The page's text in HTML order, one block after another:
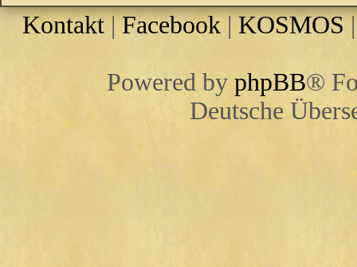
Kontakt |Facebook | KOSMOS
Powered by phpBB®
Deutsche